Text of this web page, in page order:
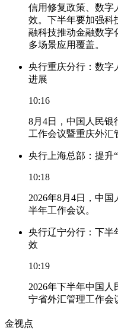
信用修复政策、数字
效。下半年要加强科
融科技推动金融数字
多场景应用覆盖。
央行重庆分行：数字
进展
10:16
8月4日，中国人民银
工作会议暨重庆外汇
央行上海总部：提升
10:18
2026年8月4日，中
半年工作会议。
央行辽宁分行：下半
效
10:19
2026年下半年中国
宁省外汇管理工作会
金视点